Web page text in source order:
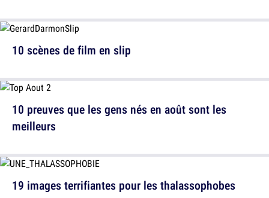
10 preuves que les gens nés en août sont les
meilleurs
10 scènes de film en slip
19 images terrifiantes pour les thalassophobes